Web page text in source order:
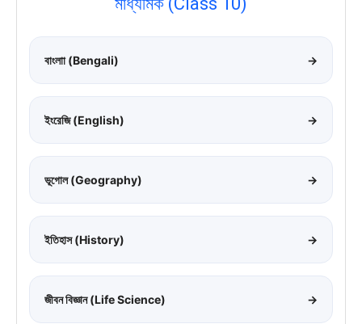
বাংলাা (Bengali) →
ইংরেজি (English) →
ভূগোল (Geography) →
ইতিহাস (History) →
জীবন বিজ্ঞান (Life Science) →